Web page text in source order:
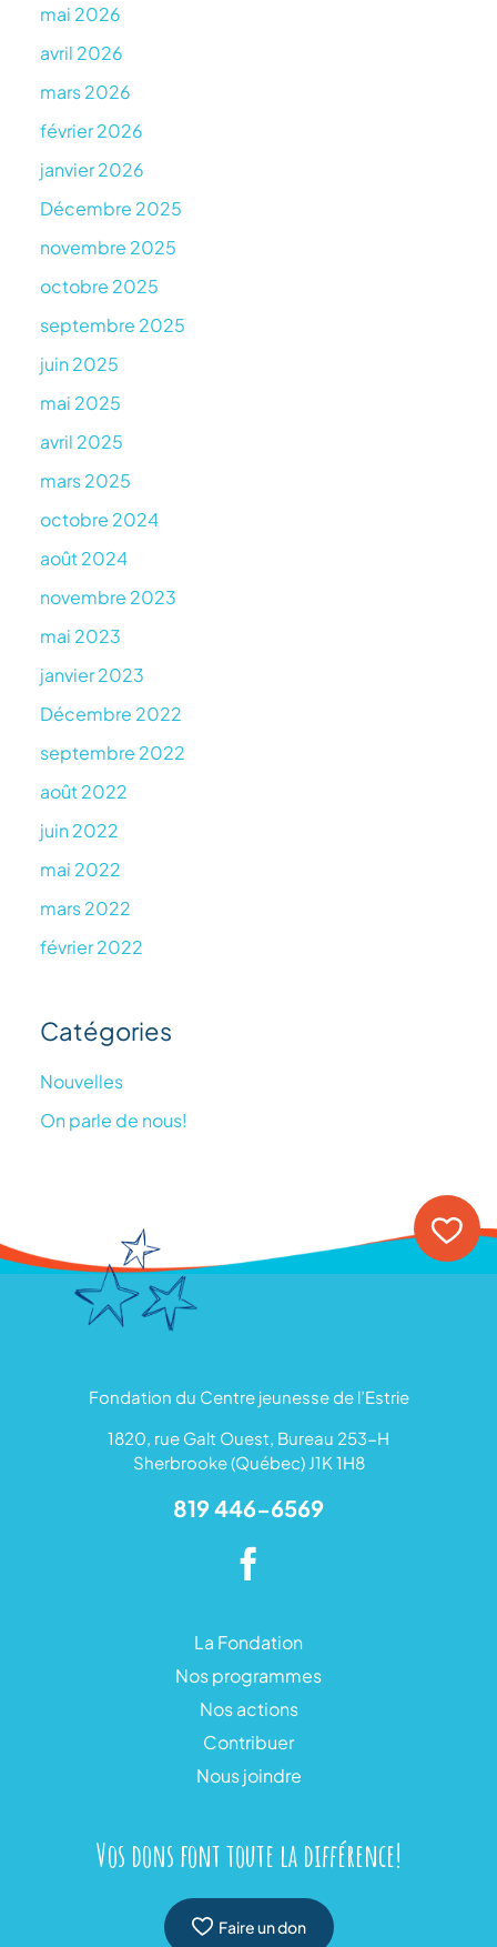
mai 2026
avril 2026
mars 2026
février 2026
janvier 2026
Décembre 2025
novembre 2025
octobre 2025
septembre 2025
juin 2025
mai 2025
avril 2025
mars 2025
octobre 2024
août 2024
novembre 2023
mai 2023
janvier 2023
Décembre 2022
septembre 2022
août 2022
juin 2022
mai 2022
mars 2022
février 2022
Catégories
Nouvelles
On parle de nous!
Fondation du Centre jeunesse de l’Estrie
1820, rue Galt Ouest, Bureau 253-H
Sherbrooke (Québec) J1K 1H8
819 446-6569
La Fondation
Nos programmes
Nos actions
Contribuer
Nous joindre
Vos dons font toute la différence!
Faire un don